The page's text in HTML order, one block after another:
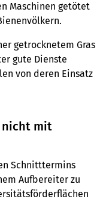
Maschinen getötet
getrocknetem Gras
gute Dienste
von deren Einsatz
nicht mit
Schnitttermins
Aufbereiter zu